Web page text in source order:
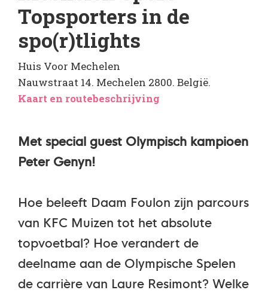
Topsporters in de
spo(r)tlights
Huis Voor Mechelen
Nauwstraat 14. Mechelen 2800. België.
Kaart en routebeschrijving
Met special guest Olympisch kampioen
Peter Genyn!
Hoe beleeft Daam Foulon zijn parcours
van KFC Muizen tot het absolute
topvoetbal? Hoe verandert de
deelname aan de Olympische Spelen
de carrière van Laure Resimont? Welke